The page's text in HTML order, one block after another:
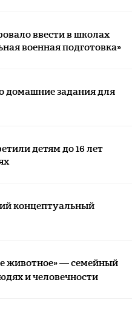
ввести в школах
военная подготовка»
задания для
детям до 16 лет
концептуальный
животное» — семейный
и человечности